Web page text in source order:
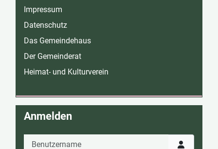
Impressum
Datenschutz
Das Gemeindehaus
Der Gemeinderat
Heimat- und Kulturverein
Anmelden
Benutzername